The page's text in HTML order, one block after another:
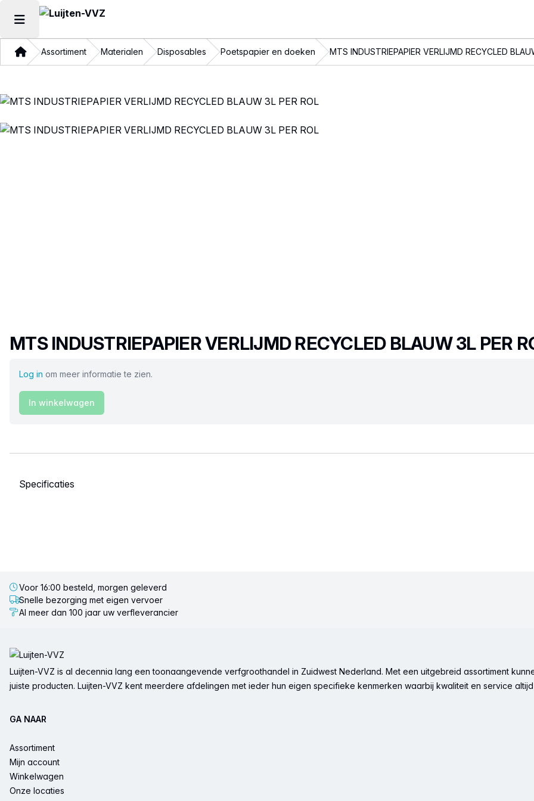
Hoofdmenu openen
ThuisAssortiment Materialen Disposables Poetspapier en doeken MTS INDUSTRIEPAPIER VERLIJMD RECYCLED
Productnaam
MTS INDUSTRIEPAPIER VERLIJMD RECYCLED BLAUW 3L PER
Log in om meer informatie te zien.
In winkelwagen
Selecteer een tabblad
Voor 16:00 besteld, morgen geleverd
Snelle bezorging met eigen vervoer
Al meer dan 100 jaar uw verfleverancier
Luijten-VVZ is al decennia lang een toonaangevende verfgroothandel in Zuidwest Nederland. Met een uitgebreid assortiment
juiste producten. Luijten-VVZ kent meerdere afdelingen met ieder hun eigen specifieke kenmerken waarbij kwaliteit en service
GA NAAR
Assortiment
Mijn account
Winkelwagen
Onze locaties